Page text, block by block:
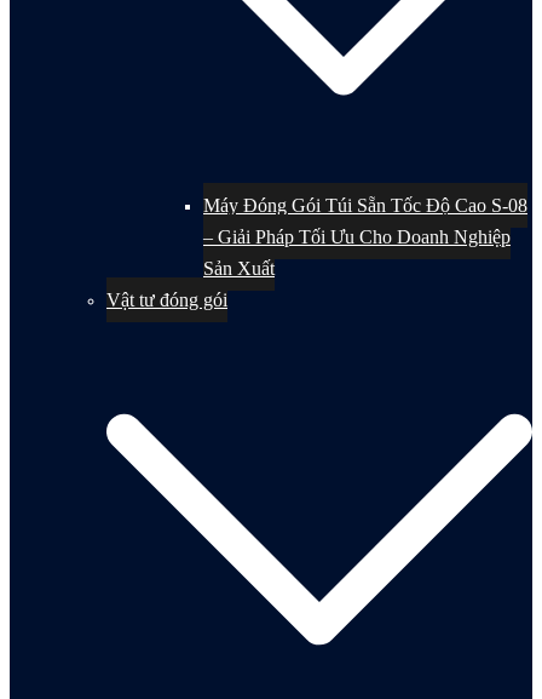
Máy Đóng Gói Túi Sẵn Tốc Độ Cao S-08
– Giải Pháp Tối Ưu Cho Doanh Nghiệp
Sản Xuất
Vật tư đóng gói